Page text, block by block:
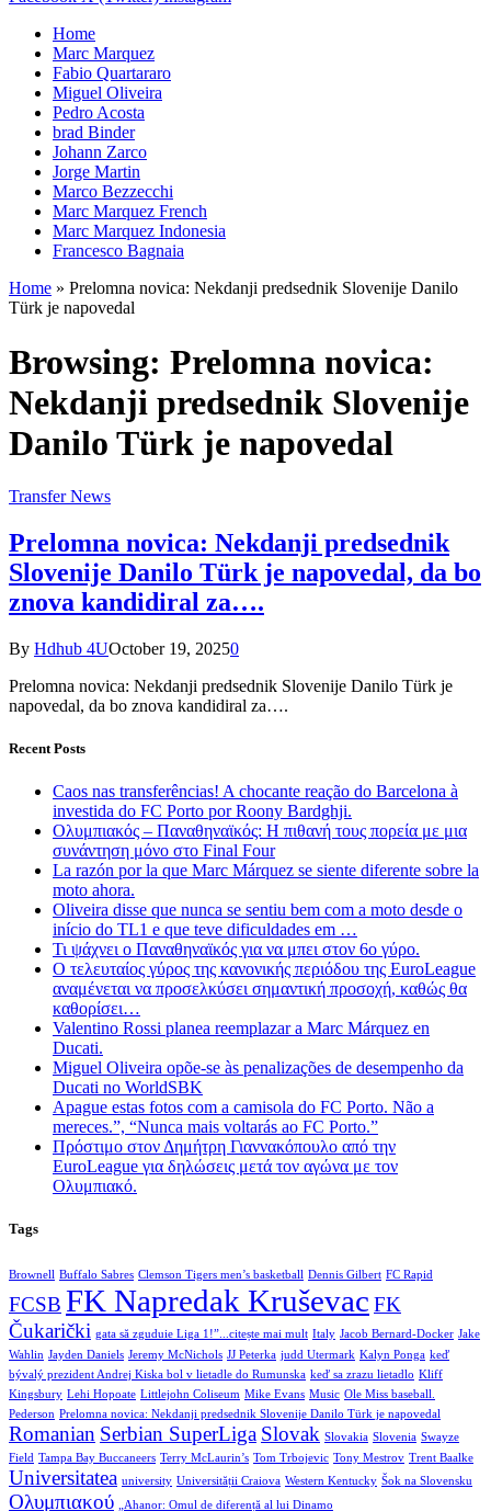
Home
Marc Marquez
Fabio Quartararo
Miguel Oliveira
Pedro Acosta
brad Binder
Johann Zarco
Jorge Martin
Marco Bezzecchi
Marc Marquez French
Marc Marquez Indonesia
Francesco Bagnaia
Home » Prelomna novica: Nekdanji predsednik Slovenije Danilo
Türk je napovedal
Browsing: Prelomna novica:
Nekdanji predsednik Slovenije
Danilo Türk je napovedal
Transfer News
Prelomna novica: Nekdanji predsednik
Slovenije Danilo Türk je napovedal, da bo
znova kandidiral za….
By Hdhub 4UOctober 19, 20250
Prelomna novica: Nekdanji predsednik Slovenije Danilo Türk je
napovedal, da bo znova kandidiral za….
Recent Posts
Caos nas transferências! A chocante reação do Barcelona à
investida do FC Porto por Roony Bardghji.
Ολυμπιακός – Παναθηναϊκός: Η πιθανή τους πορεία με μια
συνάντηση μόνο στο Final Four
La razón por la que Marc Márquez se siente diferente sobre la
moto ahora.
Oliveira disse que nunca se sentiu bem com a moto desde o
início do TL1 e que teve dificuldades em …
Τι ψάχνει ο Παναθηναϊκός για να μπει στον 6ο γύρο.
Ο τελευταίος γύρος της κανονικής περιόδου της EuroLeague
αναμένεται να προσελκύσει σημαντική προσοχή, καθώς θα
καθορίσει…
Valentino Rossi planea reemplazar a Marc Márquez en
Ducati.
Miguel Oliveira opõe-se às penalizações de desempenho da
Ducati no WorldSBK
Apague estas fotos com a camisola do FC Porto. Não a
mereces.”, “Nunca mais voltarás ao FC Porto.”
Πρόστιμο στον Δημήτρη Γιαννακόπουλο από την
EuroLeague για δηλώσεις μετά τον αγώνα με τον
Ολυμπιακό.
Tags
Brownell Buffalo Sabres Clemson Tigers men’s basketball Dennis Gilbert FC Rapid
FCSB FK Napredak Kruševac FK
Čukarički gata să zguduie Liga 1!”...citește mai mult Italy Jacob Bernard-Docker Jake
Wahlin Jayden Daniels Jeremy McNichols JJ Peterka judd Utermark Kalyn Ponga keď
bývalý prezident Andrej Kiska bol v lietadle do Rumunska keď sa zrazu lietadlo Kliff
Kingsbury Lehi Hopoate Littlejohn Coliseum Mike Evans Music Ole Miss baseball.
Pederson Prelomna novica: Nekdanji predsednik Slovenije Danilo Türk je napovedal
Romanian Serbian SuperLiga Slovak Slovakia Slovenia Swayze
Field Tampa Bay Buccaneers Terry McLaurin’s Tom Trbojevic Tony Mestrov Trent Baalke
Universitatea university Universității Craiova Western Kentucky Šok na Slovensku
Ολυμπιακού „Ahanor: Omul de diferență al lui Dinamo